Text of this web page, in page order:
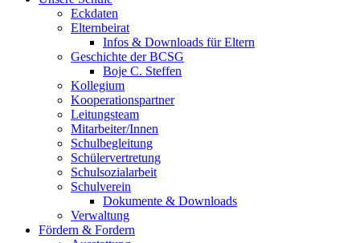
Eckdaten
Elternbeirat
Infos & Downloads für Eltern
Geschichte der BCSG
Boje C. Steffen
Kollegium
Kooperationspartner
Leitungsteam
Mitarbeiter/Innen
Schulbegleitung
Schülervertretung
Schulsozialarbeit
Schulverein
Dokumente & Downloads
Verwaltung
Fördern & Fordern